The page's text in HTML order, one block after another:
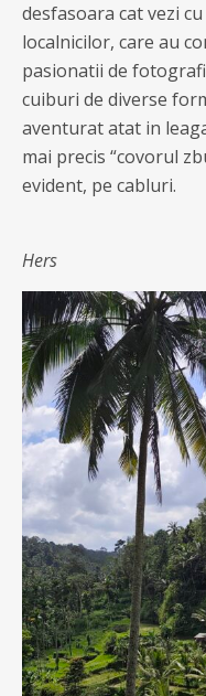
desfasoara cat vezi
localnicilor, care au
pasionatii de
cuiburi de diverse
aventurat atat in
mai precis “covorul
evident, pe cabluri.
Hers